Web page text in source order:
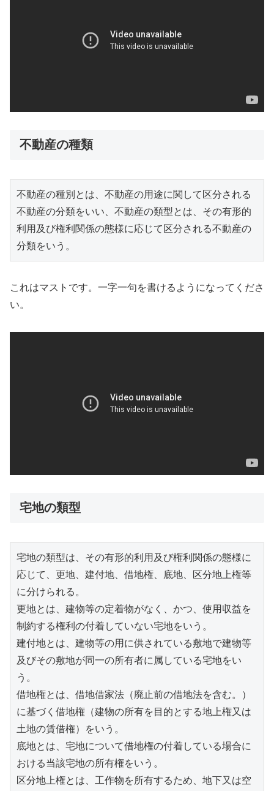
不動産の種類
不動産の種別とは、不動産の用途に関して区分される
不動産の分類をいい、不動産の類型とは、その有形的
利用及び権利関係の態様に応じて区分される不動産の
分類をいう。
これはマストです。一字一句を書けるようになってくださ
い。
宅地の類型
宅地の類型は、その有形的利用及び権利関係の態様に
応じて、更地、建付地、借地権、底地、区分地上権等
に分けられる。
更地とは、建物等の定着物がなく、かつ、使用収益を
制約する権利の付着していない宅地をいう。
建付地とは、建物等の用に供されている敷地で建物等
及びその敷地が同一の所有者に属している宅地をい
う。
借地権とは、借地借家法（廃止前の借地法を含む。）
に基づく借地権（建物の所有を目的とする地上権又は
土地の賃借権）をいう。
底地とは、宅地について借地権の付着している場合に
おける当該宅地の所有権をいう。
区分地上権とは、工作物を所有するため、地下又は空